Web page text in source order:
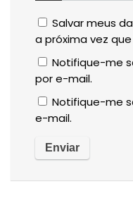
Salvar meus
a próxima vez
Notifique-me
por e-mail.
Notifique-me
e-mail.